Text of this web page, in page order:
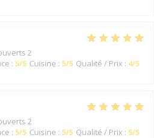
2
: 5/5 Cuisine : 5/5 Qualité / Prix : 4/5
2
: 5/5 Cuisine : 5/5 Qualité / Prix : 5/5